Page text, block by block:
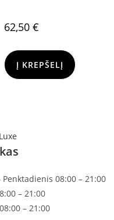
62,50 €
Į KREPŠELĮ
08:00 – 21:00
– 21:00
– 21:00